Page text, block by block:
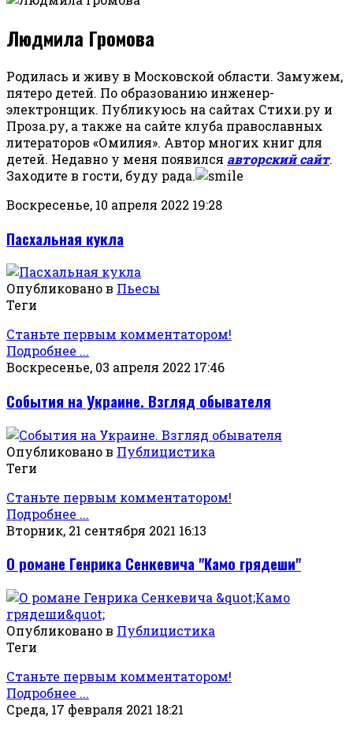
Людмила Громова
Родилась и живу в Московской области. Замужем,
пятеро детей. По образованию инженер-
электронщик. Публикуюсь на сайтах Стихи.ру и
Проза.ру, а также на сайте клуба православных
литераторов «Омилия». Автор многих книг для
детей. Недавно у меня появился авторский сайт.
Заходите в гости, буду рада.
Воскресенье, 10 апреля 2022 19:28
Пасхальная кукла
Опубликовано в Пьесы
Теги
Станьте первым комментатором!
Подробнее ...
Воскресенье, 03 апреля 2022 17:46
События на Украине. Взгляд обывателя
Опубликовано в Публицистика
Теги
Станьте первым комментатором!
Подробнее ...
Вторник, 21 сентября 2021 16:13
О романе Генрика Сенкевича "Камо грядеши"
Опубликовано в Публицистика
Теги
Станьте первым комментатором!
Подробнее ...
Среда, 17 февраля 2021 18:21